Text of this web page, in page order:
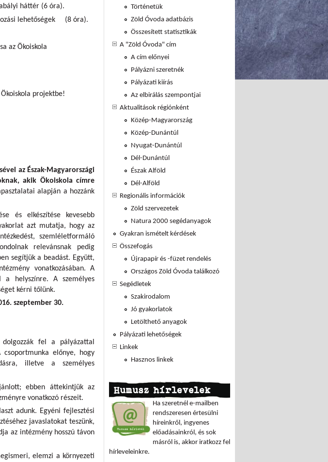
háttér (6 óra).
lehetőségek (8 óra).
az Ökoiskola
projektbe!
az Észak-Magyarországi
akik Ökoiskola címre
alapján a hozzánk
és elkészítése kevesebb
azt mutatja, hogy az
szemléletformáló
relevánsnak pedig
segítjük a beadást. Együtt,
vonatkozásában. A
a helyszínre. A személyes
kérni tőlünk.
szeptember 30.
fel a pályázattal
előnye, hogy
illetve a személyes
ebben áttekintjük az
vonatkozó részeit.
adunk. Egyéni fejlesztési
javaslatokat teszünk,
az intézmény hosszú távon
elemzi a környezeti
Történetük
Zöld Óvoda adatbázis
Összesített statisztikák
A "Zöld Óvoda" cím
A cím előnyei
Pályázni szeretnék
Pályázati kiírás
Az elbirálás szempontjai
Aktualitások régiónként
Közép-Magyarország
Közép-Dunántúl
Nyugat-Dunántúl
Dél-Dunántúl
Észak Alföld
Dél-Alföld
Regionális információk
Zöld szervezetek
Natura 2000 segédanyagok
Gyakran ismételt kérdések
Összefogás
Újrapapír és -füzet rendelés
Országos Zöld Óvoda találkozó
Segédletek
Szakirodalom
Jó gyakorlatok
Letölthető anyagok
Pályázati lehetőségek
Linkek
Hasznos linkek
Humusz hírlevelek
Ha szeretnél e-mailben
rendszeresen értesülni
híreinkről, ingyenes
előadásainkról, és sok
másról is, akkor iratkozz fel
hírleveleinkre.